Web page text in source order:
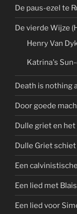
De paus-ezel te
De vierde Wijze
Henry Van
Katrina's
Death is nothing
Door goede
Dulle griet en
Dulle Griet
Een
Een lied met
Een lied voor